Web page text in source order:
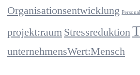
Organisationsentwicklung
projekt:raum Stressreduktion
unternehmensWert:Mensch